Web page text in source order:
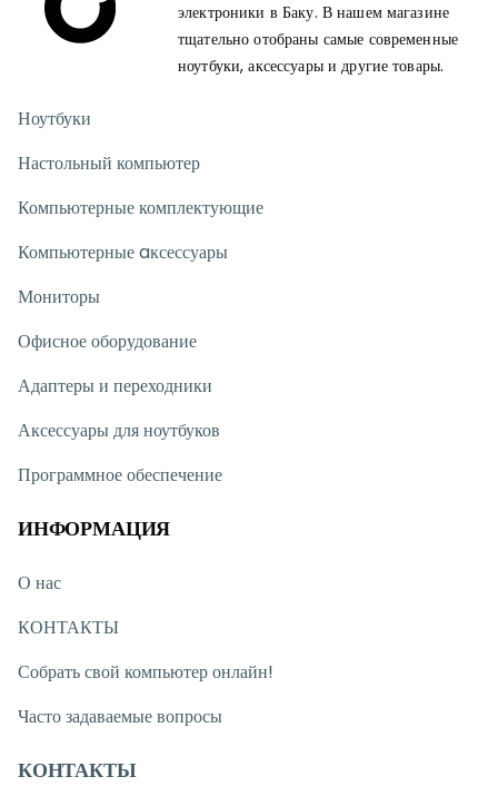
электроники в Баку. В нашем магазине
тщательно отобраны самые современные
ноутбуки, аксессуары и другие товары.
Ноутбуки
Настольный компьютер
Компьютерные комплектующие
Компьютерные aксессуары
Мониторы
Офисное оборудование
Адаптеры и переходники
Аксессуары для ноутбуков
Программное обеспечение
ИНФОРМАЦИЯ
О нас
КОНТАКТЫ
Собрать свой компьютер онлайн!
Часто задаваемые вопросы
КОНТАКТЫ